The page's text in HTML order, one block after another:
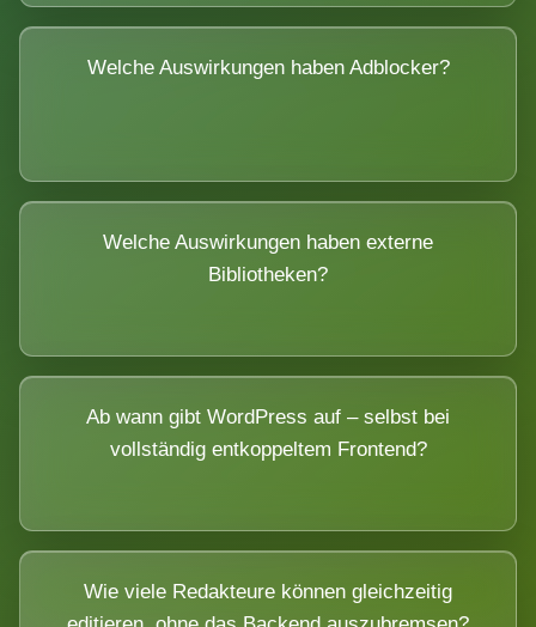
Welche Auswirkungen haben Adblocker?
Welche Auswirkungen haben externe
Bibliotheken?
Ab wann gibt WordPress auf – selbst bei
vollständig entkoppeltem Frontend?
Wie viele Redakteure können gleichzeitig